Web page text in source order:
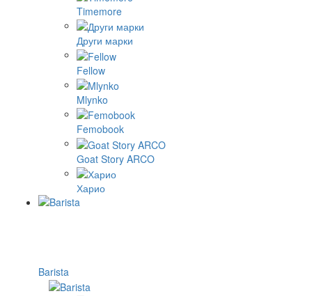
Timemore
Други марки
Fellow
Mlynko
Femobook
Goat Story ARCO
Харио
Barista